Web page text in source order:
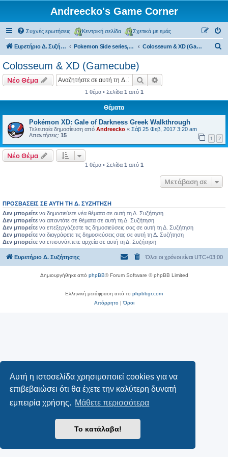
Αυτή η ιστοσελίδα χρησιμοποιεί cookies για να
επιβεβαιώσει ότι θα έχετε την καλύτερη δυνατή
εμπειρία χρήσης. Μάθετε περισσότερα
Το κατάλαβα!
Andreecko's Game Corner
Συχνές ερωτήσεις Κεντρική σελίδα Σχετικά με εμάς
Ευρετήριο Δ. Συζήτησης Pokemon Side series, Spin-offs Colosseum & XD (Gamecube)
η
Colosseum & XD (Gamecube)
Νέο Θέμα Αναζήτηση
1 θέμα • Σελίδα 1 από 1
Θέματα
Pokémon XD: Gale of Darkness Greek Walkthrough
Τελευταία δημοσίευση από Andreecko « Σάβ 25 Φεβ, 2017 3:20 am
Απαντήσεις: 15 1 2
Νέο Θέμα
1 θέμα • Σελίδα 1 από 1
Μετάβαση σε
ΠΡΟΣΒΆΣΕΙΣ ΣΕ ΑΥΤΉ ΤΗ Δ. ΣΥΖΉΤΗΣΗ
Δεν μπορείτε να δημοσιεύετε νέα θέματα σε αυτή τη Δ. Συζήτηση
Δεν μπορείτε να απαντάτε σε θέματα σε αυτή τη Δ. Συζήτηση
Δεν μπορείτε να επεξεργάζεστε τις δημοσιεύσεις σας σε αυτή τη Δ. Συζήτηση
Δεν μπορείτε να διαγράφετε τις δημοσιεύσεις σας σε αυτή τη Δ. Συζήτηση
Δεν μπορείτε να επισυνάπτετε αρχεία σε αυτή τη Δ. Συζήτηση
Ευρετήριο Δ. Συζήτησης Όλοι οι χρόνοι είναι UTC+03:00
Δημιουργήθηκε από phpBB® Forum Software © phpBB Limited
Ελληνική μετάφραση από το phpbbgr.com
Απόρρητο|Όροι